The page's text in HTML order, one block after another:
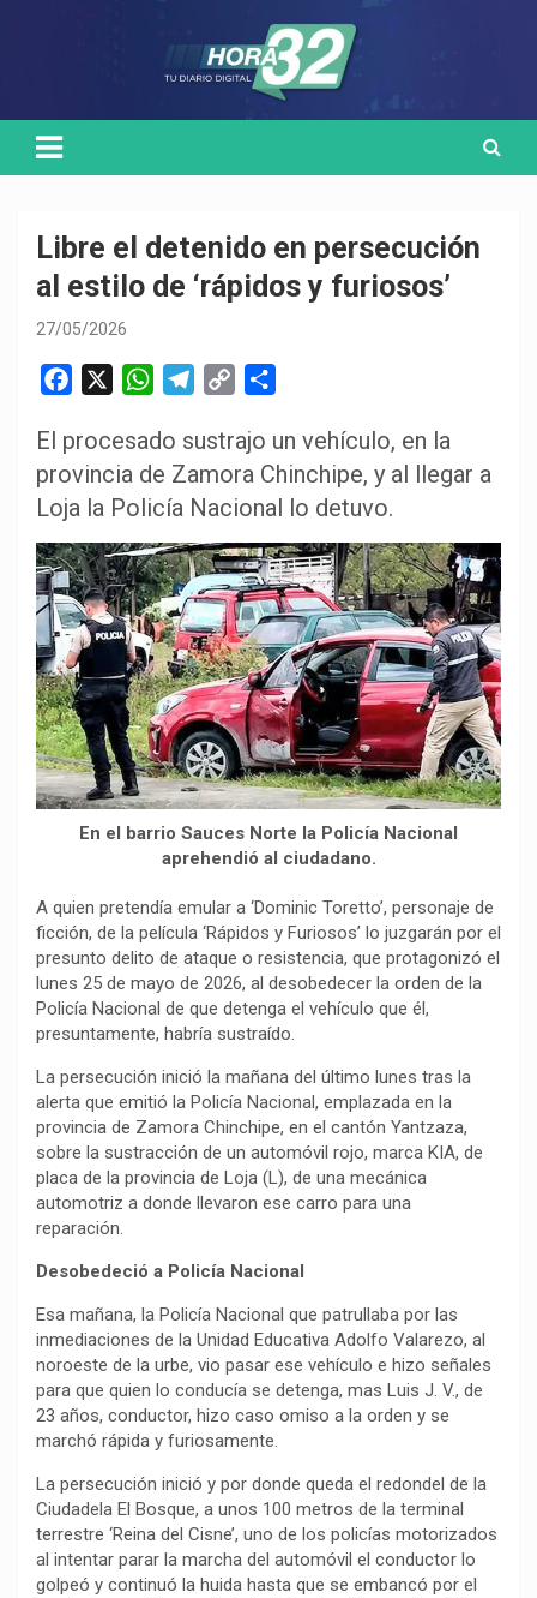
Libre el detenido en persecución
al estilo de ‘rápidos y furiosos’
27/05/2026
c
e
b
o
k
W
a
t
s
p
p
l
e
g
a
m
p
y
L
n
k
m
p
a
t
i
r
El procesado sustrajo un vehículo, en la
provincia de Zamora Chinchipe, y al llegar a
Loja la Policía Nacional lo detuvo.
En el barrio Sauces Norte la Policía Nacional
aprehendió al ciudadano.
A quien pretendía emular a ‘Dominic Toretto’, personaje de
ficción, de la película ‘Rápidos y Furiosos’ lo juzgarán por el
presunto delito de ataque o resistencia, que protagonizó el
lunes 25 de mayo de 2026, al desobedecer la orden de la
Policía Nacional de que detenga el vehículo que él,
presuntamente, habría sustraído.
La persecución inició la mañana del último lunes tras la
alerta que emitió la Policía Nacional, emplazada en la
provincia de Zamora Chinchipe, en el cantón Yantzaza,
sobre la sustracción de un automóvil rojo, marca KIA, de
placa de la provincia de Loja (L), de una mecánica
automotriz a donde llevaron ese carro para una
reparación.
Desobedeció a Policía Nacional
Esa mañana, la Policía Nacional que patrullaba por las
inmediaciones de la Unidad Educativa Adolfo Valarezo, al
noroeste de la urbe, vio pasar ese vehículo e hizo señales
para que quien lo conducía se detenga, mas Luis J. V., de
23 años, conductor, hizo caso omiso a la orden y se
marchó rápida y furiosamente.
La persecución inició y por donde queda el redondel de la
Ciudadela El Bosque, a unos 100 metros de la terminal
terrestre ‘Reina del Cisne’, uno de los policías motorizados
al intentar parar la marcha del automóvil el conductor lo
golpeó y continuó la huida hasta que se embancó por el